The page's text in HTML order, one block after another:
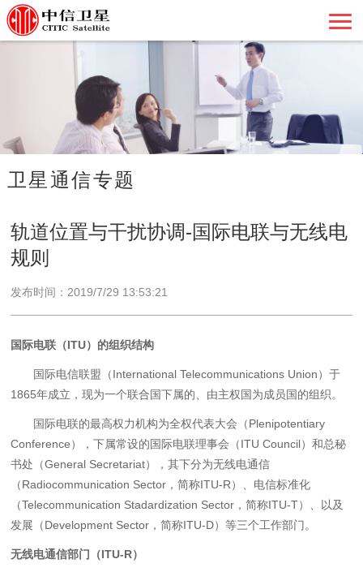
卫星通信专题
轨道位置与干扰协调-国际电联与无线电
规则
发布时间：2019/7/29 13:53:21
国际电联（ITU）的组织结构
国际电信联盟（International Telecommunications Union）于
1865年成立，现为一个联合国下属的、由主权国为成员国的组织。
国际电联的最高权力机构为全权代表大会（Plenipotentiary
Conference），下属常设的国际电联理事会（ITU Council）和总秘
书处（General Secretariat），其下分为无线电通信
（Radiocommunication Sector，简称ITU-R）、电信标准化
（Telecommunication Stadardization Sector，简称ITU-T）、以及
发展（Development Sector，简称ITU-D）等三个工作部门。
无线电通信部门（ITU-R）